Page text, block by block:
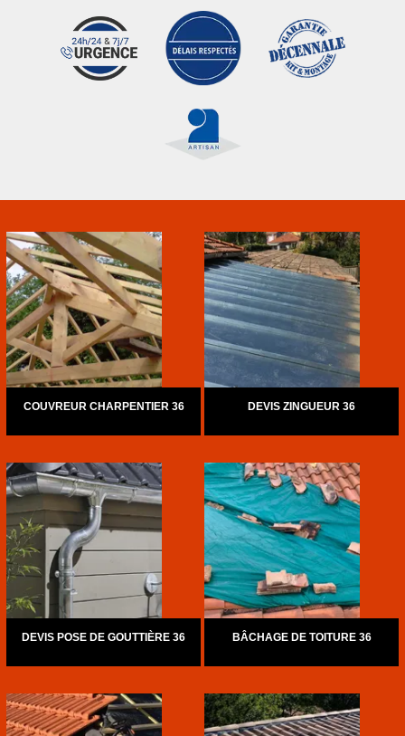
COUVREUR CHARPENTIER 36 DEVIS ZINGUEUR 36
DEVIS POSE DE GOUTTIÈRE 36 BÂCHAGE DE TOITURE 36